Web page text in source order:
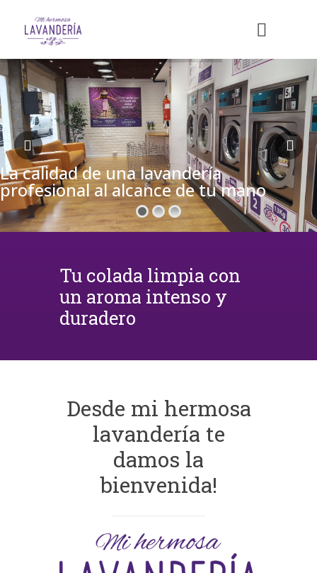
La calidad de una lavandería
profesional al alcance de tu mano
Tu colada limpia con
un aroma intenso y
duradero
Desde mi hermosa
lavandería te
damos la
bienvenida!